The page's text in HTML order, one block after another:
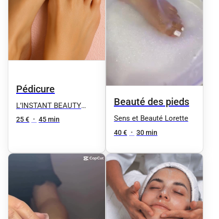
Pédicure
L’INSTANT BEAUTY
FANE
25 € • 45 min
Beauté des pieds
Sens et Beauté Lorette
40 € • 30 min